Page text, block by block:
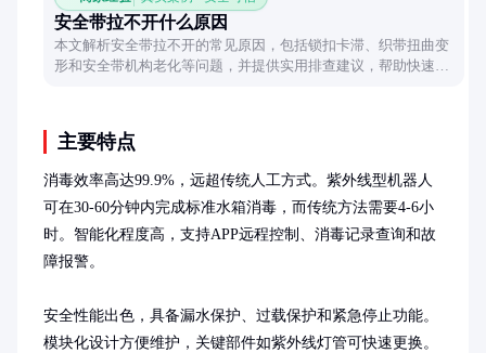
安全带拉不开什么原因
本文解析安全带拉不开的常见原因，包括锁扣卡滞、织带扭曲变
形和安全带机构老化等问题，并提供实用排查建议，帮助快速解
主要特点
消毒效率高达99.9%，远超传统人工方式。紫外线型机器人
可在30-60分钟内完成标准水箱消毒，而传统方法需要4-6小
时。智能化程度高，支持APP远程控制、消毒记录查询和故
障报警。
安全性能出色，具备漏水保护、过载保护和紧急停止功能。
模块化设计方便维护，关键部件如紫外线灯管可快速更换。